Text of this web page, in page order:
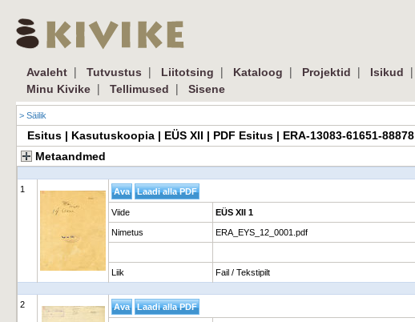
Avaleht | Tutvustus | Liitotsing | Kataloog | Projektid | Isikud |
Minu Kivike | Tellimused | Sisene
> Säilik
Esitus | Kasutuskoopia | EÜS XII | PDF Esitus | ERA-13083-61651-88878
Metaandmed
1
Viide EÜS XII 1
Nimetus ERA_EYS_12_0001.pdf
Liik Fail / Tekstipilt
2